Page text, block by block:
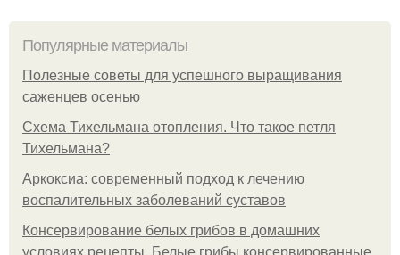
Популярные материалы
Полезные советы для успешного выращивания
саженцев осенью
Схема Тихельмана отопления. Что такое петля
Тихельмана?
Аркоксиа: современный подход к лечению
воспалительных заболеваний суставов
Консервирование белых грибов в домашних
условиях рецепты. Белые грибы консервированные